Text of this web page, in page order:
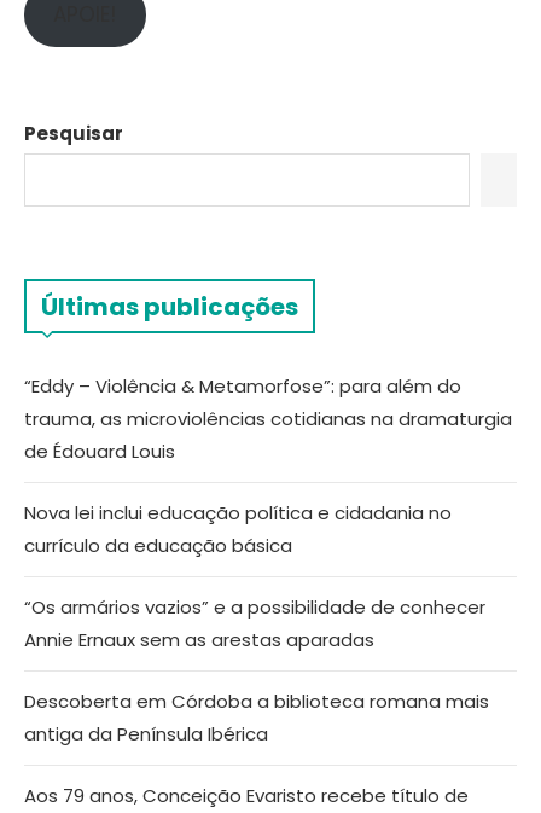
Pesquisar
Últimas publicações
“Eddy – Violência & Metamorfose”: para além do
trauma, as microviolências cotidianas na dramaturgia
de Édouard Louis
Nova lei inclui educação política e cidadania no
currículo da educação básica
“Os armários vazios” e a possibilidade de conhecer
Annie Ernaux sem as arestas aparadas
Descoberta em Córdoba a biblioteca romana mais
antiga da Península Ibérica
Aos 79 anos, Conceição Evaristo recebe título de